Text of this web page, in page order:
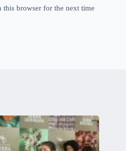
this browser for the next time